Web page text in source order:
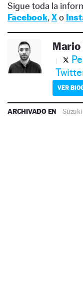
Sigue toda la
Facebook, Xo
Mario
VER
ARCHIVADO EN